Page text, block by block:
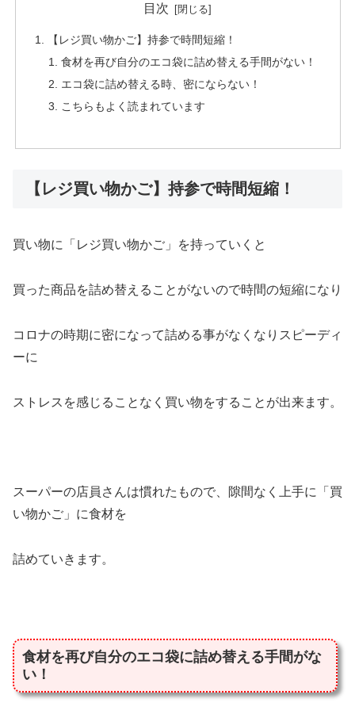
目次
【レジ買い物かご】持参で時間短縮！
食材を再び自分のエコ袋に詰め替える手間がない！
エコ袋に詰め替える時、密にならない！
こちらもよく読まれています
【レジ買い物かご】持参で時間短縮！
買い物に「レジ買い物かご」を持っていくと
買った商品を詰め替えることがないので時間の短縮になり
コロナの時期に密になって詰める事がなくなりスピーディ
ーに
ストレスを感じることなく買い物をすることが出来ます。
スーパーの店員さんは慣れたもので、隙間なく上手に「買
い物かご」に食材を
詰めていきます。
食材を再び自分のエコ袋に詰め替える手間がな
い！